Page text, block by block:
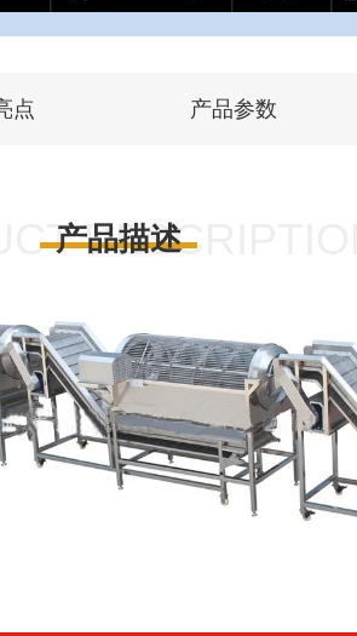
点 产品参数
产品描述
DESCRIPTION